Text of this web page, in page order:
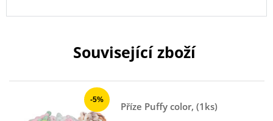
Související zboží
-5%
Příze Puffy color, (1ks)